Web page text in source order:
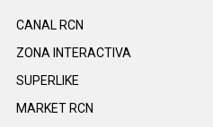
CANAL RCN
ZONA INTERACTIVA
SUPERLIKE
MARKET RCN